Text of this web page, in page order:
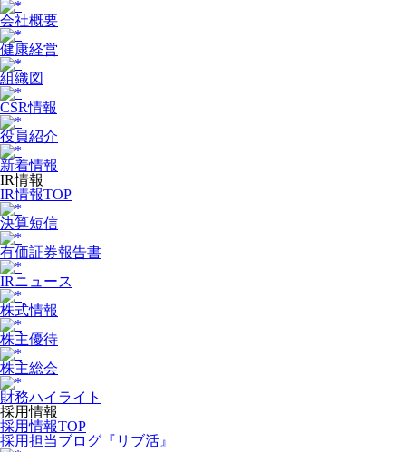
会社概要
健康経営
組織図
CSR情報
役員紹介
新着情報
IR情報
IR情報TOP
決算短信
有価証券報告書
IRニュース
株式情報
株主優待
株主総会
財務ハイライト
採用情報
採用情報TOP
採用担当ブログ『リブ活』